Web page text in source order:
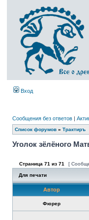
Вход
Сообщения без ответов |
Список форумов » Трактиръ
Уголок зёлёного
Страница 71 из 71 [
Для печати
Автор
Фюрер